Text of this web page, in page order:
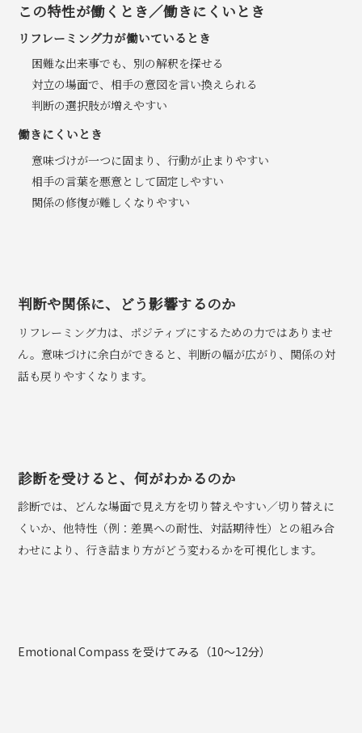
この特性が働くとき／働きにくいとき
リフレーミング力が働いているとき
困難な出来事でも、別の解釈を探せる
対立の場面で、相手の意図を言い換えられる
判断の選択肢が増えやすい
働きにくいとき
意味づけが一つに固まり、行動が止まりやすい
相手の言葉を悪意として固定しやすい
関係の修復が難しくなりやすい
判断や関係に、どう影響するのか
リフレーミング力は、ポジティブにするための力ではありませ
ん。意味づけに余白ができると、判断の幅が広がり、関係の対
話も戻りやすくなります。
診断を受けると、何がわかるのか
診断では、どんな場面で見え方を切り替えやすい／切り替えに
くいか、他特性（例：差異への耐性、対話期待性）との組み合
わせにより、行き詰まり方がどう変わるかを可視化します。
Emotional Compass を受けてみる（10〜12分）